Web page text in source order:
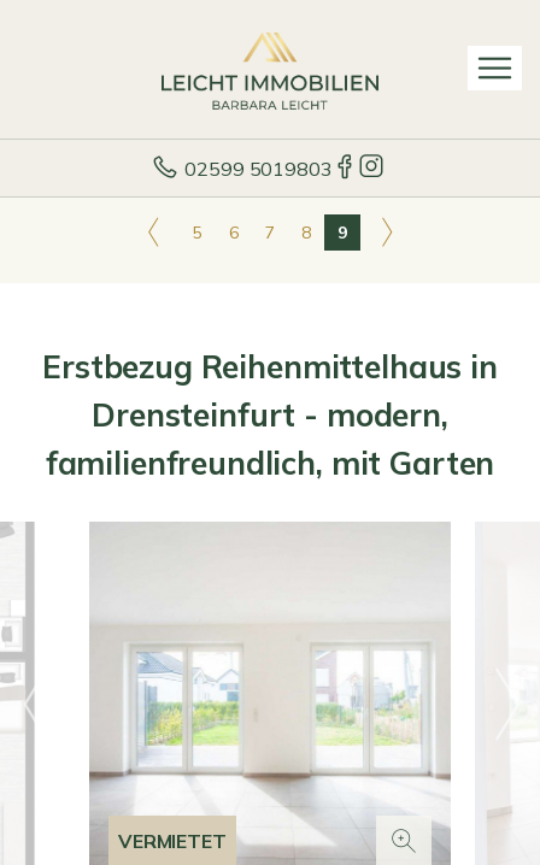
02599 5019803
5 6 7 8 9
Erstbezug Reihenmittelhaus in
Drensteinfurt - modern,
familienfreundlich, mit Garten
VERMIETET